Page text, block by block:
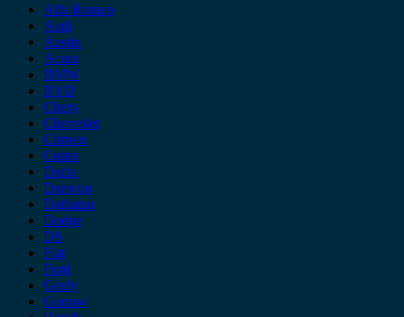
Alfa Romeo
Audi
Austin
Acura
BMW
BYD
Chery
Chevrolet
Citroen
Cupra
Dacia
Daewoo
Daihatsu
Dodge
DS
Fiat
Ford
Geely
Gonow